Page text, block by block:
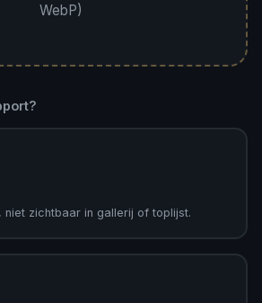
WebP)
niet zichtbaar in gallerij of toplijst.